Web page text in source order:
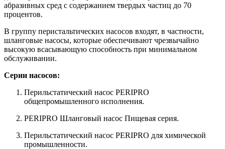
абразивных сред с содержанием твердых частиц до 70
процентов.
В группу перистальтических насосов входят, в частности,
шланговые насосы, которые обеспечивают чрезвычайно
высокую всасывающую способность при минимальном
обслуживании.
Серии насосов:
Перильстатический насос PERIPRO
общепромышленного исполнения.
PERIPRO Шланговый насос Пищевая серия.
Перильстатический насос PERIPRO для химической
промышленности.